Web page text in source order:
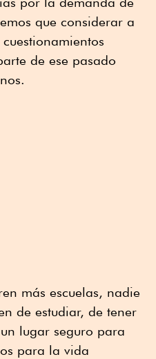
que considerar a
de ese pasado
más escuelas, nadie
de estudiar, de tener
lugar seguro para
para la vida